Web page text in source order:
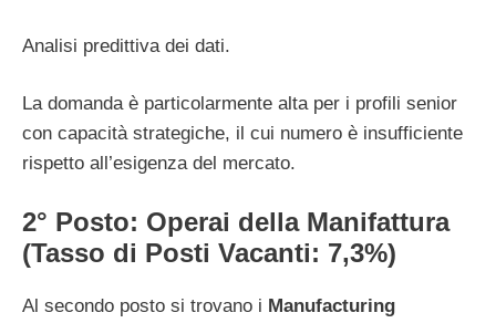
Analisi predittiva dei dati.
La domanda è particolarmente alta per i profili senior
con capacità strategiche, il cui numero è insufficiente
rispetto all’esigenza del mercato.
2° Posto: Operai della Manifattura
(Tasso di Posti Vacanti: 7,3%)
Al secondo posto si trovano i Manufacturing